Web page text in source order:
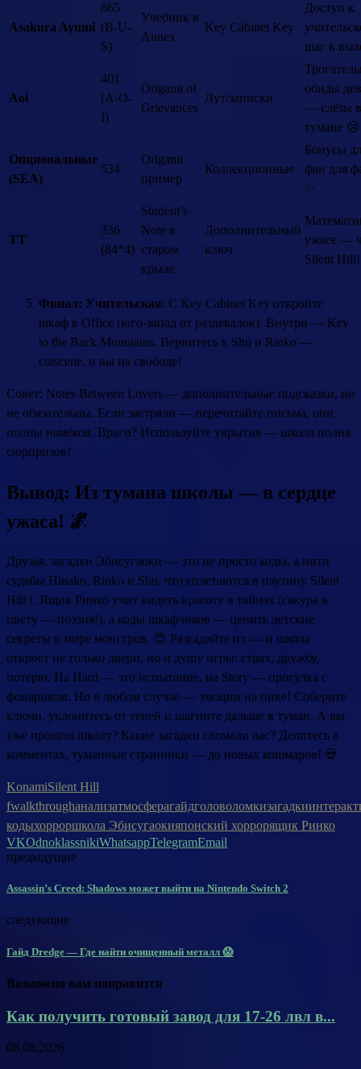
Asakura Ayumi
865
(B-U-
S)
Учебник в
Annex
Key Cabinet Key
Доступ к
шаг к
Aoi
401
(A-O-
I)
Origami of
Grievances
Лут/записки
обиды
— слёзы в
тумане 😢
Опциональные
(SEA)
534
Origami
пример
Коллекционные
Бонусы
фан для
✨
TT
336
(84*4)
Student’s
Note в
старом
крыле
Дополнительный
ключ
ужасе —
Silent
Финал: Учительская: С Key Cabinet Key откройте
шкаф в Office (юго-запад от раздевалок). Внутри — Key
to the Back Mountains. Вернитесь к Shu и Rinko —
cutscene, и вы на свободе!
Совет: Notes Between Lovers — дополнительные подсказки, но
не обязательны. Если застряли — перечитайте письма, они
полны намёков. Враги? Используйте укрытия — школа полна
сюрпризов!
Вывод: Из тумана школы — в сердце
ужаса! 🌌
Друзья, загадки Эбисугаоки — это не просто коды, а нити
судьбы Hinako, Rinko и Shu, что сплетаются в паутину Silent
Hill f. Ящик Ринко учит видеть красоту в тайнах (сакура в
цвету — поэзия!), а коды шкафчиков — ценить детские
секреты в мире монстров. 😍 Разгадайте их — и школа
откроет не только двери, но и душу игры: страх, дружбу,
потерю. На Hard — это испытание, на Story — прогулка с
фонариком. Но в любом случае — эмоции на пике! Соберите
ключи, уклонитесь от теней и шагните дальше в туман. А вы
уже прошли школу? Какие загадки сломали вас? Делитесь в
комментах, туманные странники — до новых кошмаров! 💀
KonamiSilent Hill
fwalkthroughанализатмосферагайдголоволомкизагадки
кодыхорроршкола Эбисугаокияпонский хоррорящик Ринко
VKOdnoklassnikiWhatsappTelegramEmail
предыдущие
Assassin’s Creed: Shadows может выйти на Nintendo Switch 2
следующие
Гайд Dredge — Где найти очищенный металл 😱
Возможно вам понравится
Как получить готовый завод для 17-26 лвл в...
08.08.2026